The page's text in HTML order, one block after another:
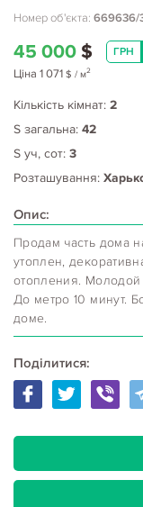
Номер об'єкта: 669636/
45 000 $ ГРН
Ціна 1 071 $ / м2
Кількість кімнат: 2
S загальна: 42
S уч, сот: 3
Розташування:
Опис:
Продам часть дома
утоплен,
отопления. Молодой
До метро 10 минут.
доме.
Поділитися: